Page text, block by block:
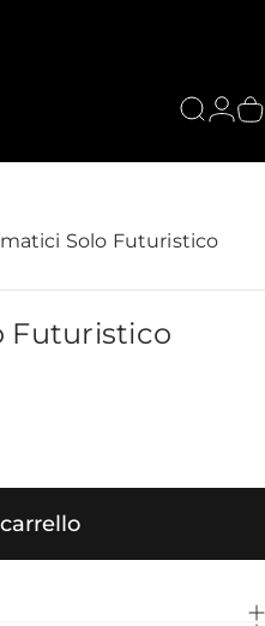
Cerca
Solo Futuristico
Futuristico